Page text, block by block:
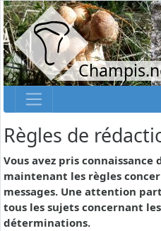
Règles de
Vous avez pris connaissance
maintenant les règles
messages. Une attention
tous les sujets concernant
déterminations.